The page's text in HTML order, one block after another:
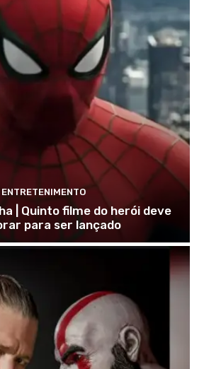
ENTRETENIMENTO
| Quinto filme do herói deve
para ser lançado